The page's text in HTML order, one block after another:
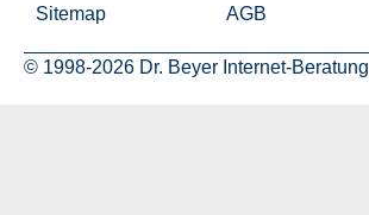
Sitemap
AGB
© 1998-2026 Dr. Beyer Internet-Beratung